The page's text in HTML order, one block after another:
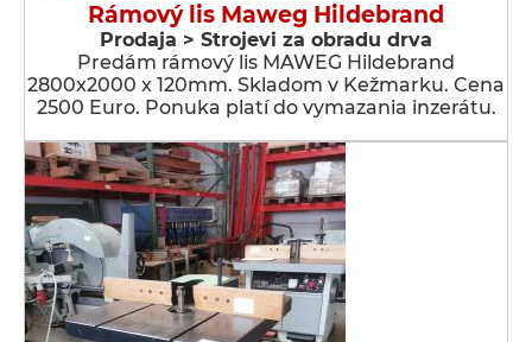
Rámový lis Maweg Hildebrand
Prodaja > Strojevi za obradu drva
Predám rámový lis MAWEG Hildebrand
2800x2000 x 120mm. Skladom v Kežmarku. Cena
2500 Euro. Ponuka platí do vymazania inzerátu.